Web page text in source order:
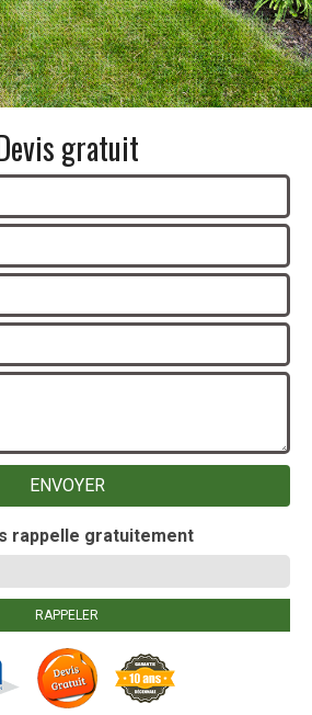
gratuit
rappelle gratuitement